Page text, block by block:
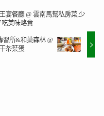
宴餐廳 @ 雲南馬幫私房菜,少
美味略貴
習所&和菓森林 @
茶葉蛋